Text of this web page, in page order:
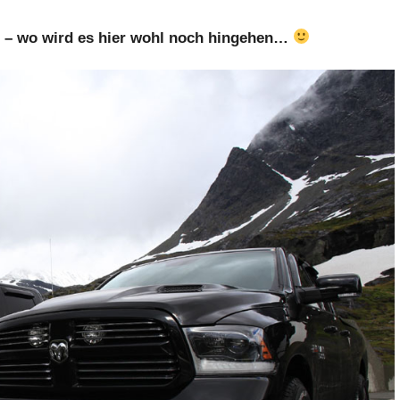
wo wird es hier wohl noch hingehen…